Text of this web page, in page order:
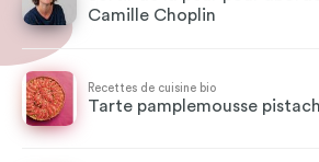
Camille Choplin
Recettes de cuisine bio
Tarte pamplemousse